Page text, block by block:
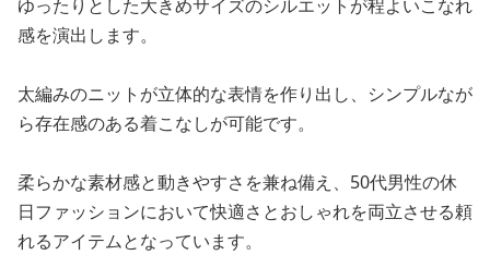
ゆったりとした大きめサイズのシルエットが程よいこなれ
感を演出します。
太編みのニットが立体的な表情を作り出し、シンプルなが
ら存在感のある着こなしが可能です。
柔らかな素材感と動きやすさを兼ね備え、50代男性の休
日ファッションにおいて快適さとおしゃれを両立させる頼
れるアイテムとなっています。